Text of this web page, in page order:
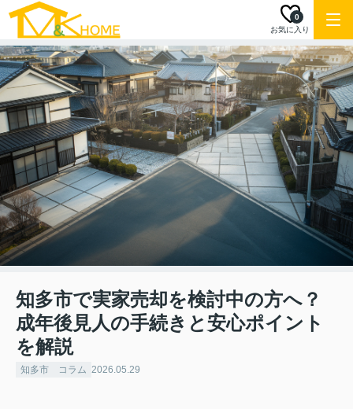
お気に入り
0
知多市で実家売却を検討中の方へ？
成年後見人の手続きと安心ポイント
を解説
知多市 コラム 2026.05.29